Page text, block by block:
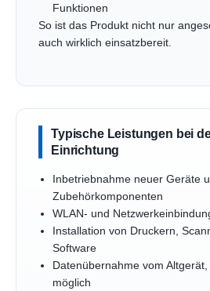
Funktionen
So ist das Produkt nicht nur
auch wirklich einsatzbereit.
Typische Leistungen bei
Einrichtung
Inbetriebnahme neuer Geräte
Zubehörkomponenten
WLAN- und
Installation von Druckern,
Software
Datenübernahme vom
möglich